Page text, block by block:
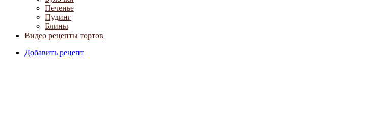
Печенье
Пудинг
Блины
Видео рецепты тортов
Добавить рецепт